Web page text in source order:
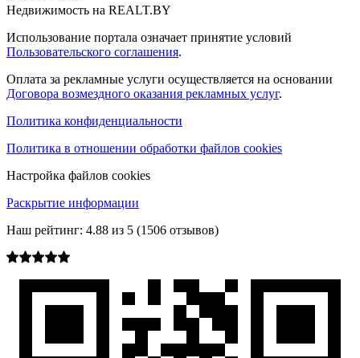
Недвижимость на REALT.BY
Использование портала означает принятие условий
Пользовательского соглашения.
Оплата за рекламные услуги осуществляется на основании
Договора возмездного оказания рекламных услуг.
Политика конфиденциальности
Политика в отношении обработки файлов cookies
Настройка файлов cookies
Раскрытие информации
Наш рейтинг: 4.88 из 5 (1506 отзывов)